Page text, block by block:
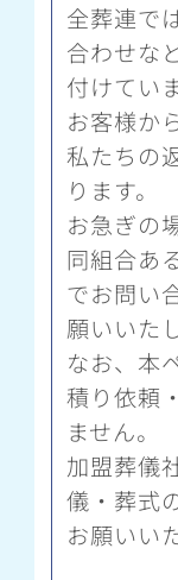
全葬連で
合わせな
付けてい
お客様か
私たちの
ります。
お急ぎの
同組合あ
でお問い
願いいた
なお、本
積り依頼
ません。
加盟葬儀
儀・葬式
お願いい